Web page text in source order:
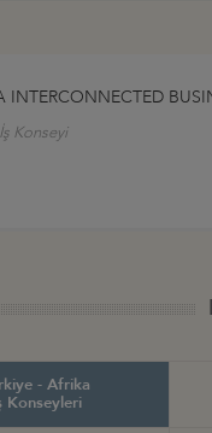
INTERCONNECTED
Konseyi
- Afrika
Konseyleri